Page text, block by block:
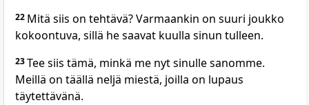
22 Mitä siis on tehtävä? Varmaankin on suuri joukko
kokoontuva, sillä he saavat kuulla sinun tulleen.
23Tee siis tämä, minkä me nyt sinulle sanomme.
Meillä on täällä neljä miestä, joilla on lupaus
täytettävänä.